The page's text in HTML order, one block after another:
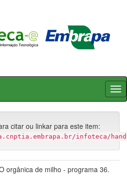
citar ou linkar para este item:
infoteca/
orgânica de milho - programa 36.